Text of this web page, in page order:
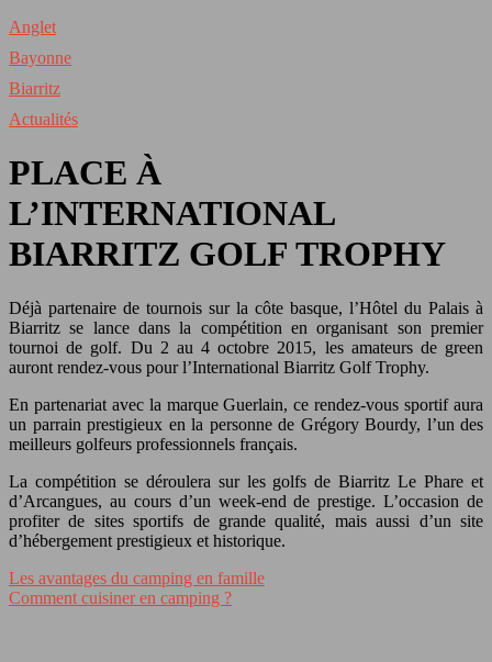
Anglet
Bayonne
Biarritz
Actualités
PLACE À
L’INTERNATIONAL
BIARRITZ GOLF TROPHY
Déjà partenaire de tournois sur la côte basque, l’Hôtel du Palais à
Biarritz se lance dans la compétition en organisant son premier
tournoi de golf. Du 2 au 4 octobre 2015, les amateurs de green
auront rendez-vous pour l’International Biarritz Golf Trophy.
En partenariat avec la marque Guerlain, ce rendez-vous sportif aura
un parrain prestigieux en la personne de Grégory Bourdy, l’un des
meilleurs golfeurs professionnels français.
La compétition se déroulera sur les golfs de Biarritz Le Phare et
d’Arcangues, au cours d’un week-end de prestige. L’occasion de
profiter de sites sportifs de grande qualité, mais aussi d’un site
d’hébergement prestigieux et historique.
Les avantages du camping en famille
Comment cuisiner en camping ?